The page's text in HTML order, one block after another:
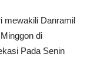
mewakili Danramil
di
Pada Senin